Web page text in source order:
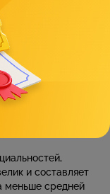
выносливость,
сердцем
имеет право
и составляет
меньше средней